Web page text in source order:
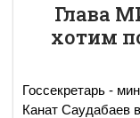
Глава
хотим
Госсекретарь -
Канат Саудабаев